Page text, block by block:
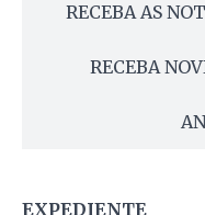
RECEBA AS
RECEBA
EXPEDIENTE